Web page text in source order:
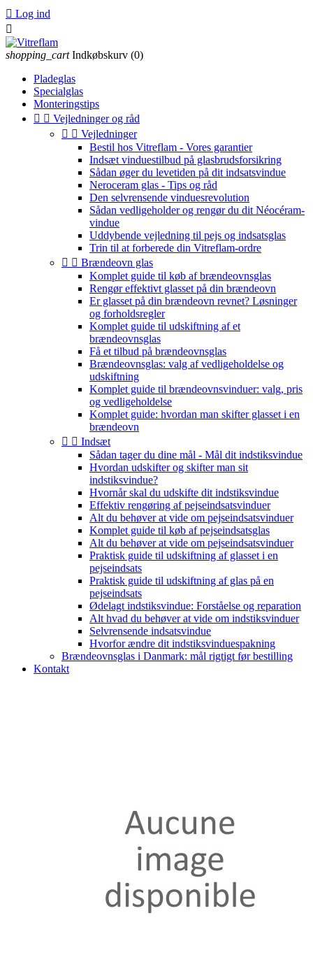
 Log ind

shopping_cart Indkøbskurv (0)
Pladeglas
Specialglas
Monteringstips
  Vejledninger og råd
  Vejledninger
Bestil hos Vitreflam - Vores garantier
Indsæt vinduestilbud på glasbrudsforsikring
Sådan øger du levetiden på dit indsatsvindue
Neroceram glas - Tips og råd
Den selvrensende vinduesrevolution
Sådan vedligeholder og rengør du dit Néocéram-
vindue
Uddybende vejledning til pejs og indsatsglas
Trin til at forberede din Vitreflam-ordre
  Brændeovn glas
Komplet guide til køb af brændeovnsglas
Rengør effektivt glasset på din brændeovn
Er glasset på din brændeovn revnet? Løsninger
og forholdsregler
Komplet guide til udskiftning af et
brændeovnsglas
Få et tilbud på brændeovnsglas
Brændeovnsglas: valg af vedligeholdelse og
udskiftning
Komplet guide til brændeovnsvinduer: valg, pris
og vedligeholdelse
Komplet guide: hvordan man skifter glasset i en
brændeovn
  Indsæt
Sådan tager du dine mål - Mål dit indstiksvindue
Hvordan udskifter og skifter man sit
indstiksvindue?
Hvornår skal du udskifte dit indstiksvindue
Effektiv rengøring af pejseindsatsvinduer
Alt du behøver at vide om pejseindsatsvinduer
Komplet guide til køb af pejseindsatsglas
Alt du behøver at vide om pejseindsatsvinduer
Praktisk guide til udskiftning af glasset i en
pejseindsats
Praktisk guide til udskiftning af glas på en
pejseindsats
Ødelagt indstiksvindue: Forståelse og reparation
Alt hvad du behøver at vide om indstiksvinduer
Selvrensende indsatsvindue
Hvorfor ændre dit indstiksvinduespakning
Brændeovnsglas i Danmark: mål rigtigt før bestilling
Kontakt